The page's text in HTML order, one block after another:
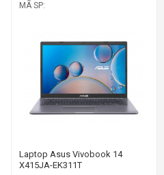
MÃ SP:
Laptop Asus Vivobook 14
X415JA-EK311T